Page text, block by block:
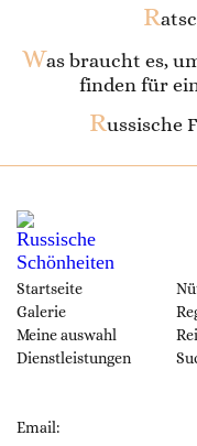
R
Was braucht es,
finden für
Russische
Startseite
Galerie
Meine auswahl
Dienstleistungen
Email: